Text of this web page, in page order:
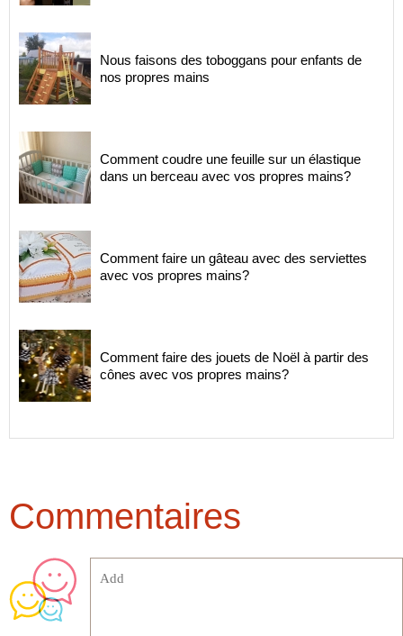
Nous faisons des toboggans pour enfants de
nos propres mains
Comment coudre une feuille sur un élastique
dans un berceau avec vos propres mains?
Comment faire un gâteau avec des serviettes
avec vos propres mains?
Comment faire des jouets de Noël à partir des
cônes avec vos propres mains?
Commentaires